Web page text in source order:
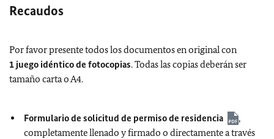
Recaudos
Por favor presente todos los documentos en original con
1 juego idéntico de fotocopias. Todas las copias deberán ser
tamaño carta o A4.
Formulario de solicitud de permiso de residencia
,
completamente llenado y firmado o directamente a través